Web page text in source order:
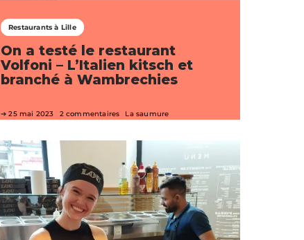
Restaurants à Lille
On a testé le restaurant
Volfoni – L’Italien kitsch et
branché à Wambrechies
25 mai 2023 2 commentaires La saumure